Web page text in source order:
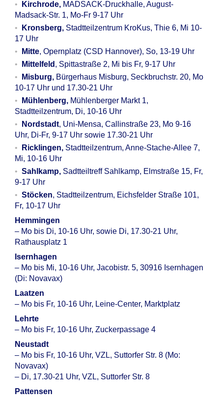
Kirchrode, MADSACK-Druckhalle, August-
Madsack-Str. 1, Mo-Fr 9-17 Uhr
Kronsberg, Stadtteilzentrum KroKus, Thie 6, Mi 10-
17 Uhr
Mitte, Opernplatz (CSD Hannover), So, 13-19 Uhr
Mittelfeld , Spittastraße 2, Mi bis Fr, 9-17 Uhr
Misburg, Bürgerhaus Misburg, Seckbruchstr. 20, Mo
10-17 Uhr und 17.30-21 Uhr
Mühlenberg, Mühlenberger Markt 1,
Stadtteilzentrum, Di, 10-16 Uhr
Nordstadt, Uni-Mensa, Callinstraße 23, Mo 9-16
Uhr, Di-Fr, 9-17 Uhr sowie 17.30-21 Uhr
Ricklingen, Stadtteilzentrum, Anne-Stache-Allee 7,
Mi, 10-16 Uhr
Sahlkamp, Sadtteiltreff Sahlkamp, Elmstraße 15, Fr,
9-17 Uhr
Stöcken, Stadtteilzentrum, Eichsfelder Straße 101,
Fr, 10-17 Uhr
Hemmingen
– Mo bis Di, 10-16 Uhr, sowie Di, 17.30-21 Uhr,
Rathausplatz 1
Isernhagen
– Mo bis Mi, 10-16 Uhr, Jacobistr. 5, 30916 Isernhagen
(Di: Novavax)
Laatzen
– Mo bis Fr, 10-16 Uhr, Leine-Center, Marktplatz
Lehrte
– Mo bis Fr, 10-16 Uhr, Zuckerpassage 4
Neustadt
– Mo bis Fr, 10-16 Uhr, VZL, Suttorfer Str. 8 (Mo:
Novavax)
– Di, 17.30-21 Uhr, VZL, Suttorfer Str. 8
Pattensen